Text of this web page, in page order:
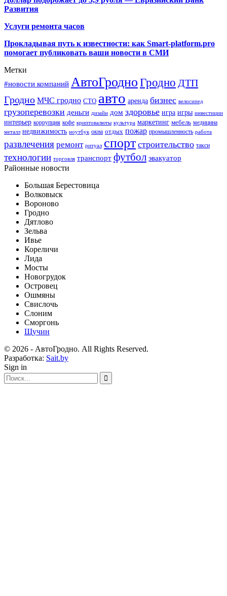
Развития
Услуги ремонта часов
Прокладывая путь к известности: как Smart-platform.pro
помогает публиковать ваши новости в СМИ
Метки
#новости компаний АвтоГродноГродно ДТП
Гродно МЧС гродно СТО авто аренда бизнес велосипед
грузоперевозки деньги дизайн дом здоровье игра игры инвестиции
интерьер коррупция кофе криптовалюты культура маркетинг мебель медицина
металл недвижимость ноутбук окна отдых пожар промышленность работа
развлечения ремонт ритуал спорт строительство такси
технологии торговля транспорт футбол эвакуатор
Районные новости
Большая Берестовица
Волковыск
Вороново
Гродно
Дятлово
Зельва
Ивье
Кореличи
Лида
Мосты
Новогрудок
Островец
Ошмяны
Свислочь
Слоним
Сморгонь
Щучин
© 2026 - АвтоГродно. All Rights Reserved.
Разработка: Sait.by
Sign in